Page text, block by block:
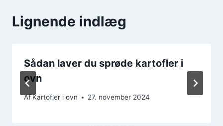
Lignende indlæg
Sådan laver du sprøde kartofler i
ovn
AfKartofler i ovn 27. november 2024